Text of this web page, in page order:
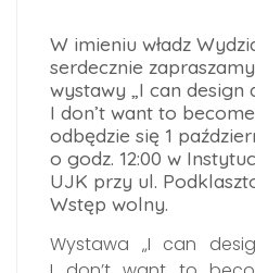
W imieniu władz
serdecznie
wystawy „I can
I don’t want to
odbędzie się 1
o godz. 12:00 w
UJK przy ul.
Wstęp wolny.
Wystawa „I can